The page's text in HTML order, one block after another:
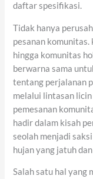
daftar spesifikasi.
Tidak hanya
pesanan
hingga komunitas
berwarna sama
tentang perjalanan
melalui lintasan licin
pemesanan
hadir dalam kisah
seolah menjadi
hujan yang jatuh
Salah satu hal yang